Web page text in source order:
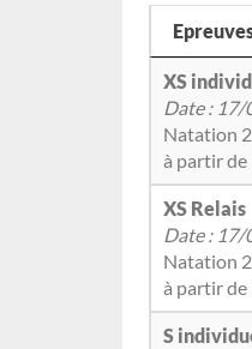
XS
Date : 17/
Natation
à partir
XS Relais
Date : 17/
Natation
à partir
S